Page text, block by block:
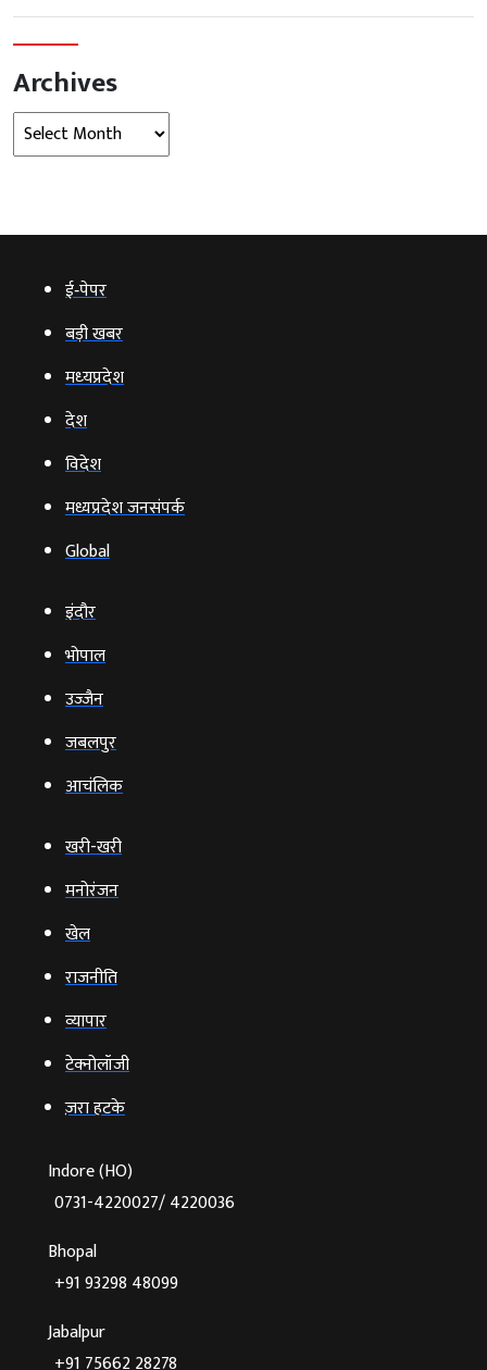
Archives
Archives
ई‑पेपर
बड़ी खबर
मध्‍यप्रदेश
देश
विदेश
मध्यप्रदेश जनसंपर्क
Global
इंदौर
भोपाल
उज्‍जैन
जबलपुर
आचंलिक
खरी-खरी
मनोरंजन
खेल
राजनीति
व्‍यापार
टेक्‍नोलॉजी
ज़रा हटके
Indore (HO)
0731-4220027/ 4220036
Bhopal
+91 93298 48099
Jabalpur